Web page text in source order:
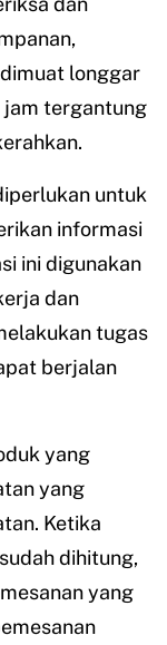
longgar
tergantung
untuk
informasi
ini digunakan
dan
tugas
berjalan
yang
yang
Ketika
dihitung,
yang